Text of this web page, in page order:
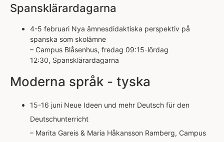
Spansklärardagarna
4-5 februari Nya ämnesdidaktiska perspektiv på
spanska som skolämne
– Campus Blåsenhus, fredag 09:15-lördag
12:30, Spansklärardagarna
Moderna språk - tyska
15-16 juni Neue Ideen und mehr Deutsch für den
Deutschunterricht
– Marita Gareis & Maria Håkansson Ramberg, Campus